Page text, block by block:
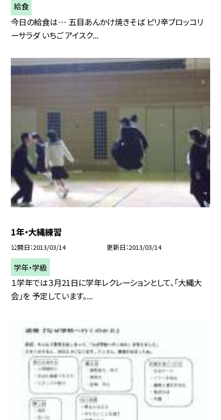
給食
今日の給食は… 五目あんかけ焼きそば ピリ辛ブロッコリ
ーサラダ いちご アイスク...
1年・大縄練習
公開日 2013/03/14 更新日 2013/03/14
学年・学級
１学年では３月21日に学年レクレーションとして、「大縄大
会」を 予定しています。...